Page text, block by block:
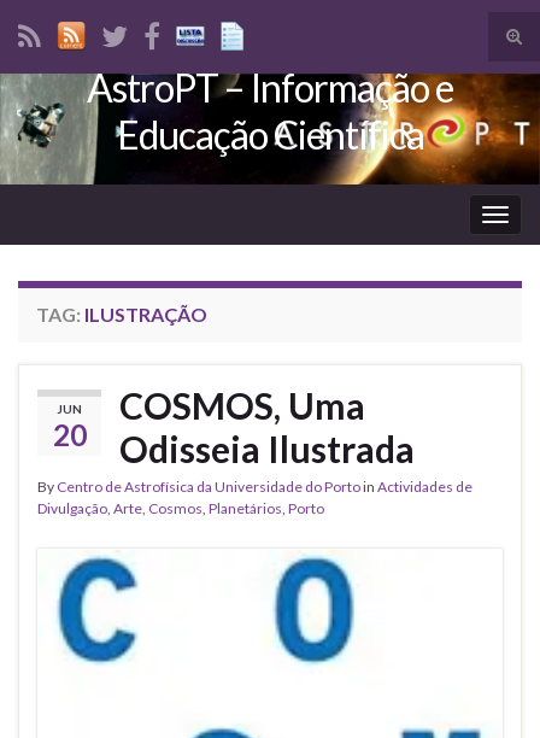
Search for:
AstroPT – Informação e
Educação Científica
TAG: ILUSTRAÇÃO
JUN
20
COSMOS, Uma
Odisseia Ilustrada
By Centro de Astrofísica da Universidade do Portoin Actividades de
Divulgação, Arte, Cosmos, Planetários, Porto